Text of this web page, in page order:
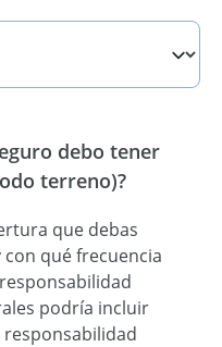
debo tener
terreno)?
que debas
qué frecuencia
podría incluir
responsabilidad